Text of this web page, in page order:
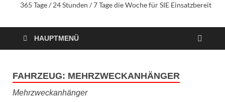
365 Tage / 24 Stunden / 7 Tage die Woche für SIE Einsatzbereit
HAUPTMENÜ
FAHRZEUG: MEHRZWECKANHÄNGER
Mehrzweckanhänger